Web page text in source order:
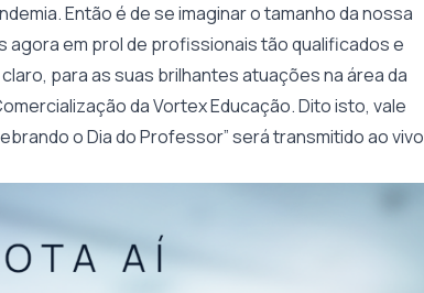
Então é de se imaginar o tamanho da nossa
em prol de profissionais tão qualificados e
para as suas brilhantes atuações na área da
da Vortex Educação. Dito isto, vale
o Dia do Professor” será transmitido ao vivo